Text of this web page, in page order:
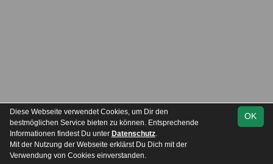
Team
OK
Diese Webseite verwendet Cookies, um Dir den
bestmöglichen Service bieten zu können. Entsprechende
Informationen findest Du unter Datenschutz.
Mit der Nutzung der Webseite erklärst Du Dich mit der
Verwendung von Cookies einverstanden.